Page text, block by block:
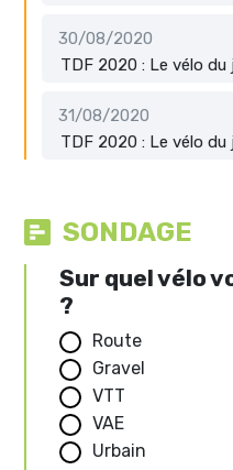
30/08/2020
TDF 2020 : Le vélo du
31/08/2020
TDF 2020 : Le vélo du
SONDAGE
Sur quel vélo
?
Route
Gravel
VTT
VAE
Urbain